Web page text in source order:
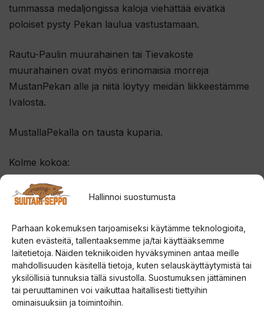
Hallinnoi suostumusta
Parhaan kokemuksen tarjoamiseksi käytämme teknologioita,
kuten evästeitä, tallentaaksemme ja/tai käyttääksemme
laitetietoja. Näiden tekniikoiden hyväksyminen antaa meille
mahdollisuuden käsitellä tietoja, kuten selauskäyttäytymistä tai
yksilöllisiä tunnuksia tällä sivustolla. Suostumuksen jättäminen
tai peruuttaminen voi vaikuttaa haitallisesti tiettyihin
ominaisuuksiin ja toimintoihin.
tummassa medaljongissa kaloja viehättää eivätkä
poloiset pysty Pekan laulua vastustamaan.
Rautu-Paulin muurahainen tai Tievakoste
muurahainen ovat myös erinomaisia morreja
MustanPekan alle ja niitä löytyy meidän liikkeestämme
Ivalosta.
MustallaPekalla on tausta kuparia.
Kolme kokoa:
4,5cm valmistajan mallinumero 0
5,5cm valmistajan mallinumero 1
6,5cm valmistajan mallinumero 4
Huomioithan että jokainen lätkä on käsin tehty, joten
pienet yksilölliset erot kuuluvat asiaan – esimerkiksi
pilkkujen värissä tai määrässä voi olla eroja. Tosin
pilkki-/uistinmestari Onni tekee kyllä tarkkaa työtä.